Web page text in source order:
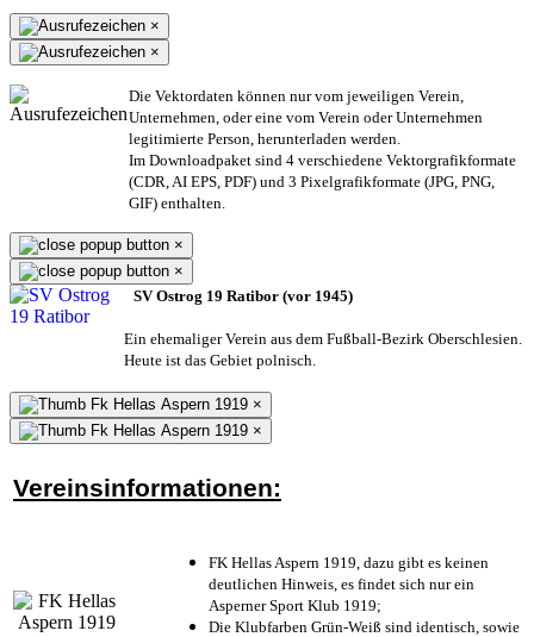
×
×
Die Vektordaten können nur vom jeweiligen Verein,
Unternehmen, oder eine vom Verein oder Unternehmen
legitimierte Person, herunterladen werden.
Im Downloadpaket sind 4 verschiedene Vektorgrafikformate
(CDR, AI EPS, PDF) und 3 Pixelgrafikformate (JPG, PNG,
GIF) enthalten.
×
×
SV Ostrog 19 Ratibor (vor 1945)
Ein ehemaliger Verein aus dem Fußball-Bezirk Oberschlesien.
Heute ist das Gebiet polnisch.
×
×
Vereinsinformationen:
FK Hellas Aspern 1919, dazu gibt es keinen
deutlichen Hinweis, es findet sich nur ein
Asperner Sport Klub 1919;
Die Klubfarben Grün-Weiß sind identisch, sowie